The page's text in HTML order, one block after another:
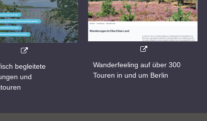
begleitete
und
Wanderfeeling auf über 300
Touren in und um Berlin